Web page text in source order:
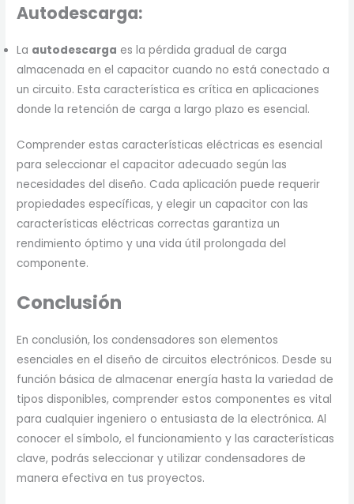
Autodescarga:
La autodescarga es la pérdida gradual de carga
almacenada en el capacitor cuando no está conectado a
un circuito. Esta característica es crítica en aplicaciones
donde la retención de carga a largo plazo es esencial.
Comprender estas características eléctricas es esencial
para seleccionar el capacitor adecuado según las
necesidades del diseño. Cada aplicación puede requerir
propiedades específicas, y elegir un capacitor con las
características eléctricas correctas garantiza un
rendimiento óptimo y una vida útil prolongada del
componente.
Conclusión
En conclusión, los condensadores son elementos
esenciales en el diseño de circuitos electrónicos. Desde su
función básica de almacenar energía hasta la variedad de
tipos disponibles, comprender estos componentes es vital
para cualquier ingeniero o entusiasta de la electrónica. Al
conocer el símbolo, el funcionamiento y las características
clave, podrás seleccionar y utilizar condensadores de
manera efectiva en tus proyectos.